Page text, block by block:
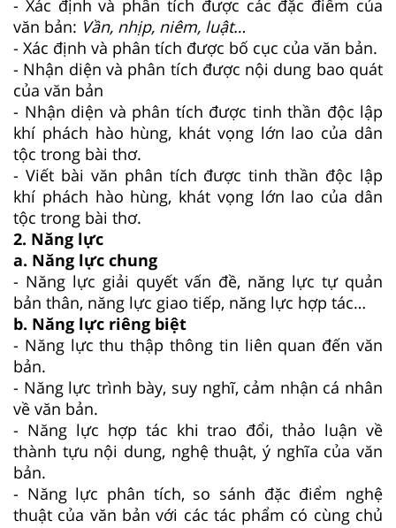
- Xác định và phân tích được các đặc điểm của
văn bản: Vần, nhịp, niêm, luật…
- Xác định và phân tích được bố cục của văn bản.
- Nhận diện và phân tích được nội dung bao quát
của văn bản
- Nhận diện và phân tích được tinh thần độc lập
khí phách hào hùng, khát vọng lớn lao của dân
tộc trong bài thơ.
- Viết bài văn phân tích được tinh thần độc lập
khí phách hào hùng, khát vọng lớn lao của dân
tộc trong bài thơ.
2. Năng lực
a. Năng lực chung
- Năng lực giải quyết vấn đề, năng lực tự quản
bản thân, năng lực giao tiếp, năng lực hợp tác…
b. Năng lực riêng biệt
- Năng lực thu thập thông tin liên quan đến văn
bản.
- Năng lực trình bày, suy nghĩ, cảm nhận cá nhân
về văn bản.
- Năng lực hợp tác khi trao đổi, thảo luận về
thành tựu nội dung, nghệ thuật, ý nghĩa của văn
bản.
- Năng lực phân tích, so sánh đặc điểm nghệ
thuật của văn bản với các tác phẩm có cùng chủ